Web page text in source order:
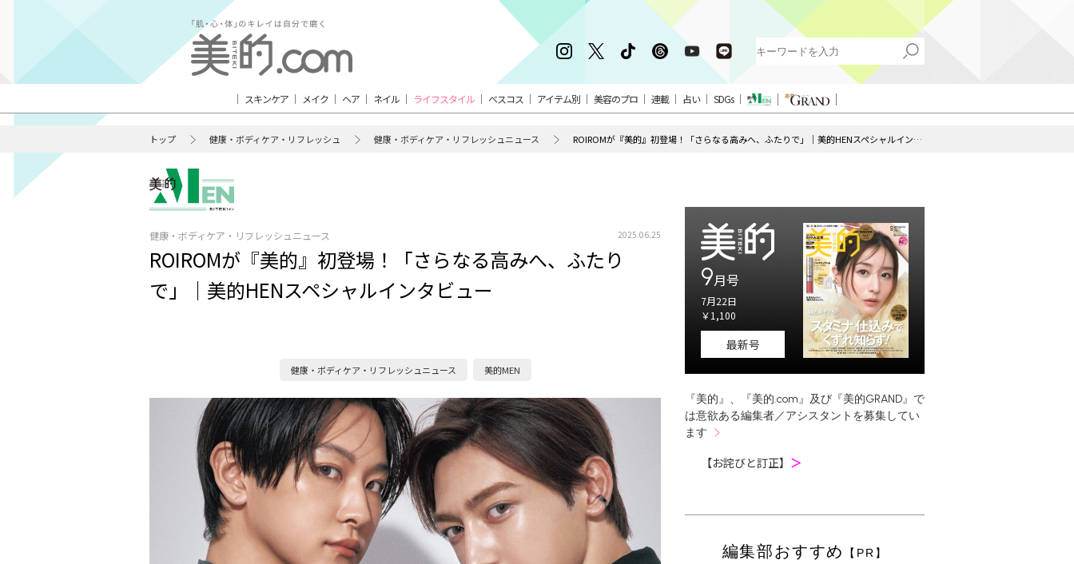
スキンケア メイク ヘア ネイル ライフスタイル ベスコス アイテム別 美容のプロ 連載 占い SDGs
トップ 健康・ボディケア・リフレッシュ 健康・ボディケア・リフレッシュニュース ROIROMが『美的』初登場！「さらなる高みへ、ふたりで」｜美的HENスペシャルインタビュー
健康・ボディケア・リフレッシュニュース 2025.06.25
ROIROMが『美的』初登場！「さらなる高みへ、ふたり
で」｜美的HENスペシャルインタビュー
健康・ボディケア・リフレッシュニュース 美的MEN
9月号
7月22日
￥1,100
最新号
『美的』、『美的.com』及び『美的GRAND』で
は意欲ある編集者／アシスタントを募集してい
ます
【お詫びと訂正】 ＞
編集部おすすめ 【PR】